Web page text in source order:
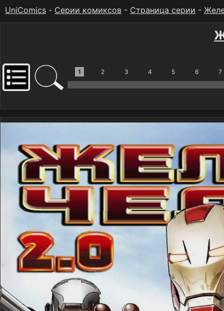
UniComics - Серии комиксов - Страница серии -
1 2 3 4 5 6 7